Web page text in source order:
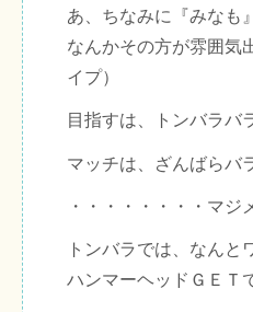
あ、ちなみに『みなも
なんかその方が雰囲気
イプ）
目指すは、トンバラバ
マッチは、ざんばらバ
・・・・・・・・マジ
トンバラでは、なんと
ハンマーヘッドＧＥＴ